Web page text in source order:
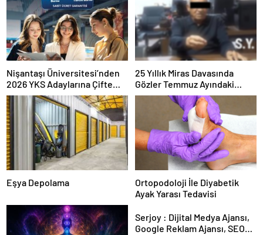
Nişantaşı Üniversitesi’nden
2026 YKS Adaylarına Çifte
Güvence: Sabit Ücret ve
Kesintisiz Burs
25 Yıllık Miras Davasında
Gözler Temmuz Ayındaki
Karar Duruşmasına Çevrildi
Eşya Depolama
Ortopodoloji İle Diyabetik
Ayak Yarası Tedavisi
Serjoy : Dijital Medya Ajansı,
Google Reklam Ajansı, SEO